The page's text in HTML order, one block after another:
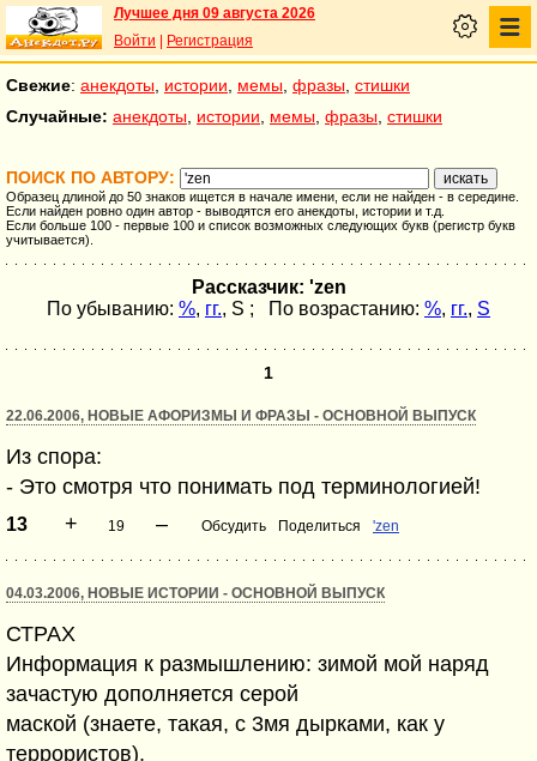
Лучшее дня 09 августа 2026
Войти
Регистрация
Свежие: анекдоты истории мемы фразы стишки
Случайные: анекдоты истории мемы фразы стишки
ПОИСК ПО АВТОРУ:
Образец длиной до 50 знаков ищется в начале имени, если не найден - в середине.
Если найден ровно один автор - выводятся его анекдоты, истории и т.д.
Если больше 100 - первые 100 и список возможных следующих букв (регистр букв
учитывается).
Рассказчик: 'zen
По убыванию: %, гг., S ; По возрастанию: %, гг., S
1
22.06.2006, НОВЫЕ АФОРИЗМЫ И ФРАЗЫ - ОСНОВНОЙ ВЫПУСК
Из спора:
- Это смотря что понимать под терминологией!
13 + 19 – Обсудить Поделиться 'zen
04.03.2006, НОВЫЕ ИСТОРИИ - ОСНОВНОЙ ВЫПУСК
СТРАХ
Информация к размышлению: зимой мой наряд
зачастую дополняется серой
маской (знаете, такая, с 3мя дырками, как у
террористов).